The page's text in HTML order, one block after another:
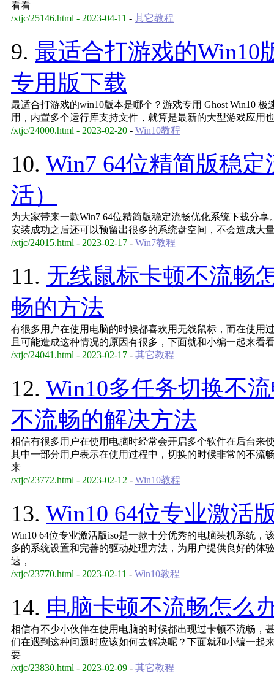
看看
/xtjc/25146.html - 2023-04-11 - 其它教程
9. 最适合打游戏的Win10
专用版下载
最适合打游戏的win10版本是哪个？游戏专用 Ghost Win10
用，内置多个运行库支持文件，就算是最新的大型游戏应用
/xtjc/24000.html - 2023-02-20 - Win10教程
10. Win7 64位精简版稳
活）
为大家带来一款Win7 64位精简版稳定流畅优化系统下载分
安装成功之后还可以预留出很多的系统盘空间，不会造成大
/xtjc/24015.html - 2023-02-17 - Win7教程
11. 无线鼠标卡顿不流畅
畅的方法
有很多用户在使用电脑的时候都喜欢用无线鼠标，而在使用
且可能造成这种情况的原因有很多，下面就和小编一起来看
/xtjc/24041.html - 2023-02-17 - 其它教程
12. Win10多任务切换不
不流畅的解决方法
相信有很多用户在使用电脑时经常会开启多个软件在后台来
其中一部分用户表示在使用过程中，切换的时候非常的不流
来
/xtjc/23772.html - 2023-02-12 - Win10教程
13. Win10 64位专业激活
Win10 64位专业激活版iso是一款十分优秀的电脑装机系统
多的系统设置和完善的驱动处理方法，为用户提供良好的体
速，
/xtjc/23770.html - 2023-02-11 - Win10教程
14. 电脑卡顿不流畅怎么
相信有不少小伙伴在使用电脑的时候都出现过卡顿不流畅，
们在遇到这种问题时应该如何去解决呢？下面就和小编一起
要
/xtjc/23830.html - 2023-02-09 - 其它教程